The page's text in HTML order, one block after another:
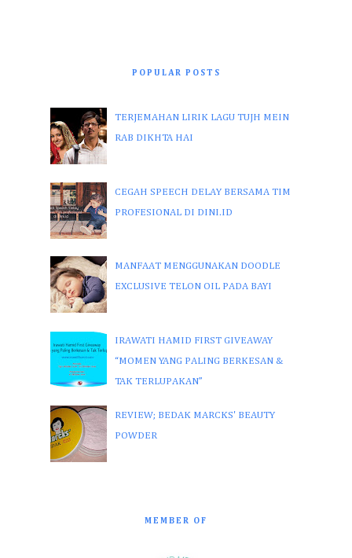
POPULAR POSTS
TERJEMAHAN LIRIK LAGU TUJH MEIN
RAB DIKHTA HAI
CEGAH SPEECH DELAY BERSAMA TIM
PROFESIONAL DI DINI.ID
MANFAAT MENGGUNAKAN DOODLE
EXCLUSIVE TELON OIL PADA BAYI
IRAWATI HAMID FIRST GIVEAWAY
“MOMEN YANG PALING BERKESAN &
TAK TERLUPAKAN”
REVIEW; BEDAK MARCKS' BEAUTY
POWDER
MEMBER OF